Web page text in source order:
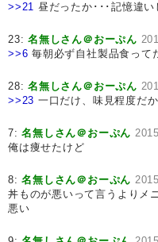
>>21 昼だったか･･･記憶違い
23:名無しさん＠おーぷん
>>6 毎朝必ず自社製品食って
28:名無しさん＠おーぷん
>>23 一口だけ、味見程度だか
7:名無しさん＠おーぷん
俺は痩せたけど
8:名無しさん＠おーぷん
丼ものが悪いって言うよりメ
悪い